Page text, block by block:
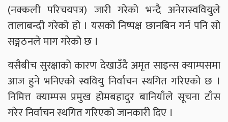
(नक्कली परिचयपत्र) जारी गरेको भन्दै अनेरास्ववियुले
तालाबन्दी गरेको हो । यसको निष्पक्ष छानबिन गर्न पनि सो
सङ्गठनले माग गरेको छ ।
यसैबीच सुरक्षाको कारण देखाउँदै अमृत साइन्स क्याम्पसमा
आज हुने भनिएको स्ववियु निर्वाचन स्थगित गरिएको छ ।
निमित्त क्याम्पस प्रमुख होमबहादुर बानियाँले सूचना टाँस
गरेर निर्वाचन स्थगित गरिएको जानकारी दिए ।